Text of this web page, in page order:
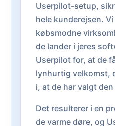
Userpilot-setup,
hele kunderejsen.
købsmodne
de lander i jeres
Userpilot for, at de
lynhurtig velkomst,
i, at de har valgt
Det resulterer i en
de varme døre, og